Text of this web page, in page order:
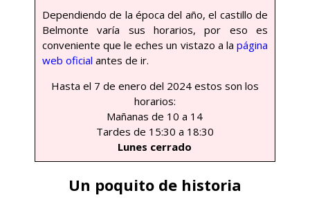
Dependiendo de la época del año, el castillo de
Belmonte varía sus horarios, por eso es
conveniente que le eches un vistazo a lapágina
web oficial antes de ir.
Hasta el 7 de enero del 2024 estos son los
horarios:
Mañanas de 10 a 14
Tardes de 15:30 a 18:30
Lunes cerrado
Un poquito de historia